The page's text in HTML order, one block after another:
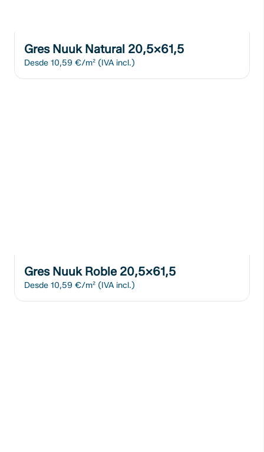
Gres Nuuk Natural 20,5x61,5
Desde 10,59 €/m² (IVA incl.)
Gres Nuuk Roble 20,5x61,5
Desde 10,59 €/m² (IVA incl.)